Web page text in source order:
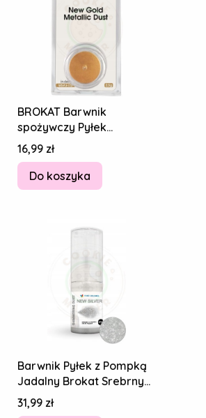
BROKAT Barwnik
spożywczy Pyłek
JADALNY New Gold
Metallic NOWY ZŁOTY
2,5g
Cena
16,99 zł
Do koszyka
Barwnik Pyłek z Pompką
Jadalny Brokat Srebrny
10g
Cena
31,99 zł